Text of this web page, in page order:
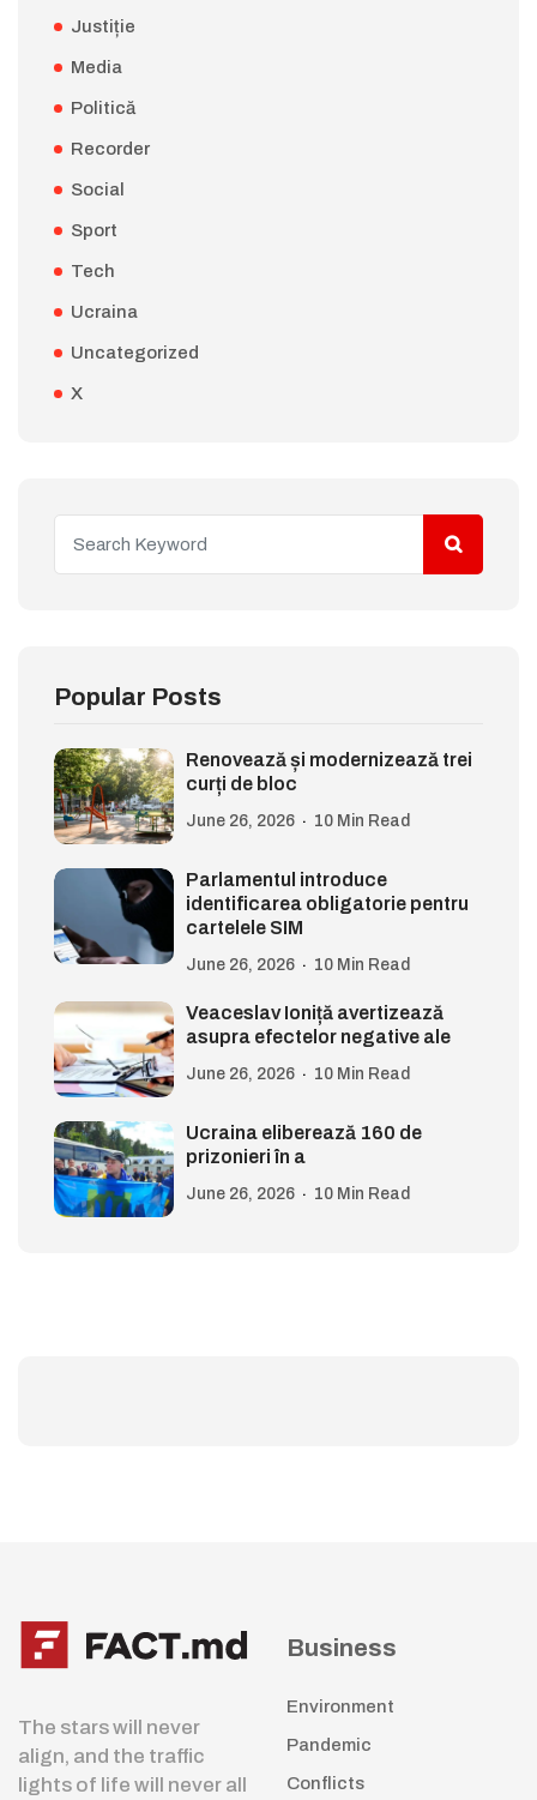
Justiție
Media
Politică
Recorder
Social
Sport
Tech
Ucraina
Uncategorized
X
Popular Posts
Renovează și modernizează trei
curți de bloc
June 26, 2026 10 Min Read
Parlamentul introduce
identificarea obligatorie pentru
cartelele SIM
June 26, 2026 10 Min Read
Veaceslav Ioniță avertizează
asupra efectelor negative ale
June 26, 2026 10 Min Read
Ucraina eliberează 160 de
prizonieri în a
June 26, 2026 10 Min Read
The stars will never
align, and the traffic
lights of life will never all
Business
Environment
Pandemic
Conflicts